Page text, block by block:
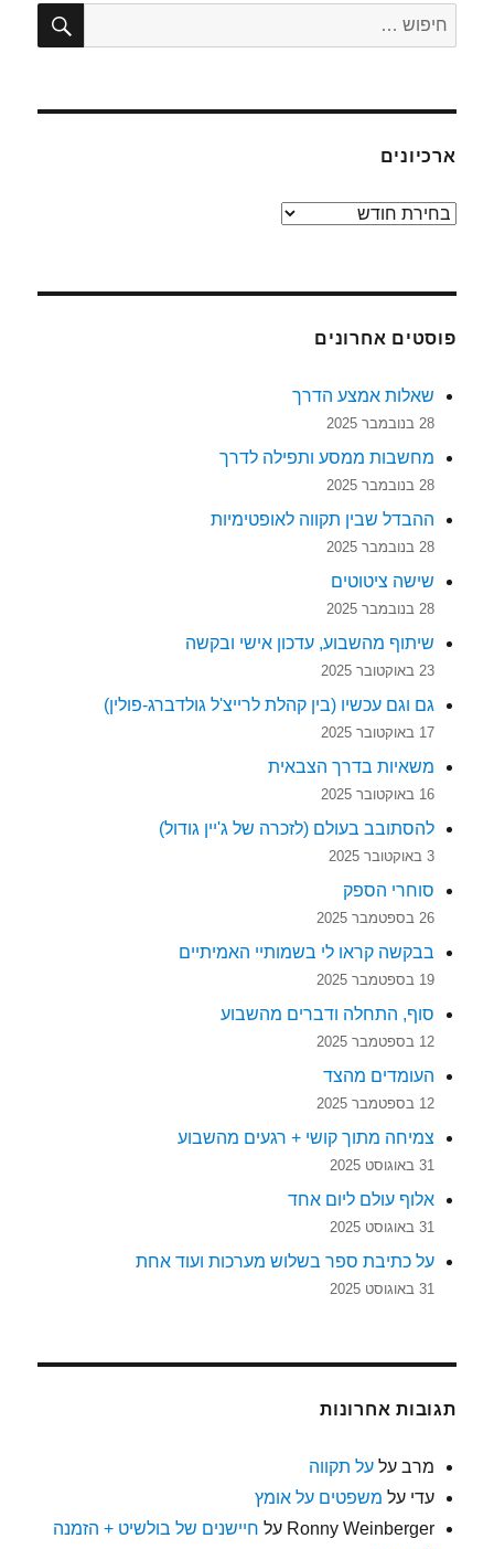
חפש:
ארכיונים
ארכיונים
פוסטים אחרונים
שאלות אמצע הדרך
28 בנובמבר 2025
מחשבות ממסע ותפילה לדרך
28 בנובמבר 2025
ההבדל שבין תקווה לאופטימיות
28 בנובמבר 2025
שישה ציטוטים
28 בנובמבר 2025
שיתוף מהשבוע, עדכון אישי ובקשה
23 באוקטובר 2025
גם וגם עכשיו (בין קהלת לרייצ'ל גולדברג-פולין)
17 באוקטובר 2025
משאיות בדרך הצבאית
16 באוקטובר 2025
להסתובב בעולם (לזכרה של ג'יין גודול)
3 באוקטובר 2025
סוחרי הספק
26 בספטמבר 2025
בבקשה קראו לי בשמותיי האמיתיים
19 בספטמבר 2025
סוף, התחלה ודברים מהשבוע
12 בספטמבר 2025
העומדים מהצד
12 בספטמבר 2025
צמיחה מתוך קושי + רגעים מהשבוע
31 באוגוסט 2025
אלוף עולם ליום אחד
31 באוגוסט 2025
על כתיבת ספר בשלוש מערכות ועוד אחת
31 באוגוסט 2025
תגובות אחרונות
מרב עלעל תקווה
עדי על משפטים על אומץ
Ronny Weinberger על חיישנים של בולשיט + הזמנה